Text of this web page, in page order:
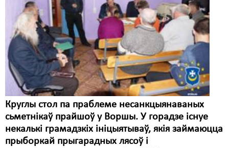
Круглы стол па праблеме несанкцыянаваных
сьметнікаў прайшоў у Воршы. У горадзе існуе
некалькі грамадзкіх ініцыятываў, якія займаюцца
прыборкай прыгарадных лясоў і
Затрыманьні
Карная псыхіятрыя
КПЧ ААН
Культурныя правы
ЛПП
Мігранты
Мірныя сходы